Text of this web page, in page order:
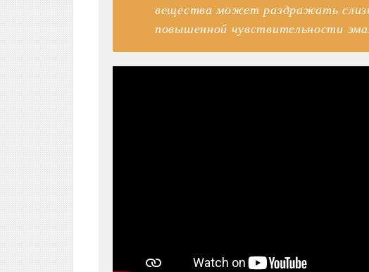
вещества может раздражать
повышенной чувствительности